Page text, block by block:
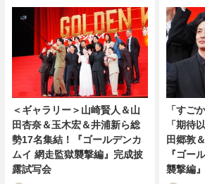
＜ギャラリー＞山崎賢人＆山
田杏奈＆玉木宏＆井浦新ら総
勢17名集結！『ゴールデンカ
ムイ 網走監獄襲撃編』完成披
露試写会
「すご
「期待
田郷敦
『ゴー
襲撃編』